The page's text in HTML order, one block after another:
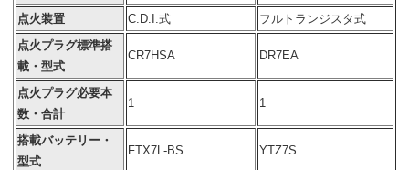
点火装置
C.D.I.式
フルトランジスタ式
点火プラグ標準搭
載・型式
CR7HSA DR7EA
点火プラグ必要本
数・合計
1 1
搭載バッテリー・
型式
FTX7L-BS YTZ7S